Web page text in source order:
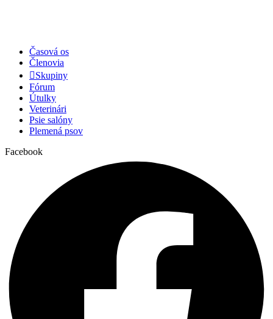
Časová os
Členovia
Skupiny
Fórum
Útulky
Veterinári
Psie salóny
Plemená psov
Facebook